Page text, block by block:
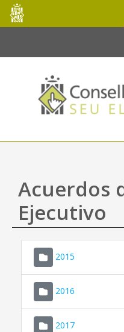
Saltar al contenido principal
Consell
de
Mallorca
Acuerdos
Ejecutivo
2015
2016
2017